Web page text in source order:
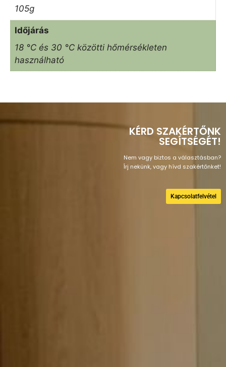
105g
Időjárás
18 °C és 30 °C közötti hőmérsékleten
használható
KÉRD SZAKÉRTŐNK
SEGÍTSÉGÉT!
Nem vagy biztos a választásban?
Írj nekünk, vagy hívd szakértőnket!
Kapcsolatfelvétel